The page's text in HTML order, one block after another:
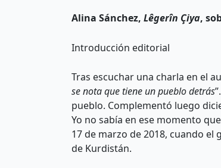
Alina Sánchez, Lêgerîn Çiya,
Introducción editorial
Tras escuchar una charla en el
se nota que tiene un pueblo detrás
pueblo. Complementó luego
Yo no sabía en ese momento
17 de marzo de 2018, cuando
de Kurdistán.